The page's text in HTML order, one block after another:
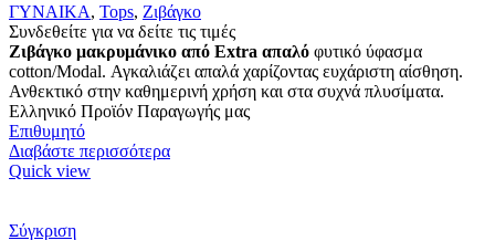
ΓΥΝΑΙΚΑ, Tops, Ζιβάγκο
Συνδεθείτε για να δείτε τις τιμές
Ζιβάγκο μακρυμάνικο από Extra απαλό φυτικό ύφασμα
cotton/Modal. Αγκαλιάζει απαλά χαρίζοντας ευχάριστη αίσθηση.
Ανθεκτικό στην καθημερινή χρήση και στα συχνά πλυσίματα.
Ελληνικό Προϊόν Παραγωγής μας
Επιθυμητό
Διαβάστε περισσότερα
Quick view
Σύγκριση